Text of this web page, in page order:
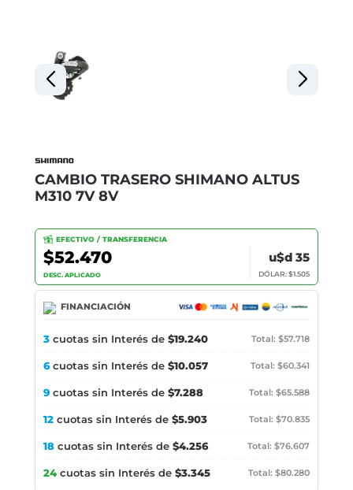
CAMBIO TRASERO SHIMANO ALTUS
M310 7V 8V
EFECTIVO / TRANSFERENCIA
$52.470
DESC. APLICADO
u$d 35
DÓLAR: $1.505
FINANCIACIÓN
3 cuotas sin Interés de $19.240 Total: $57.718
6cuotas sin Interés de $10.057 Total: $60.341
9 cuotas sin Interés de $7.288 Total: $65.588
12 cuotas sin Interés de $5.903 Total: $70.835
18 cuotas sin Interés de $4.256 Total: $76.607
24 cuotas sin Interés de $3.345 Total: $80.280